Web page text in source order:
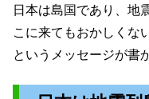
日本は島国であり、地
こに来てもおかしくな
というメッセージが書